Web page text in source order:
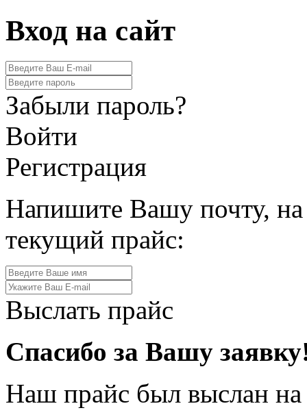
Вход на сайт
Забыли пароль?
Войти
Регистрация
Напишите Вашу почту,
текущий прайс:
Выслать прайс
Спасибо за Вашу
Наш прайс был выслан